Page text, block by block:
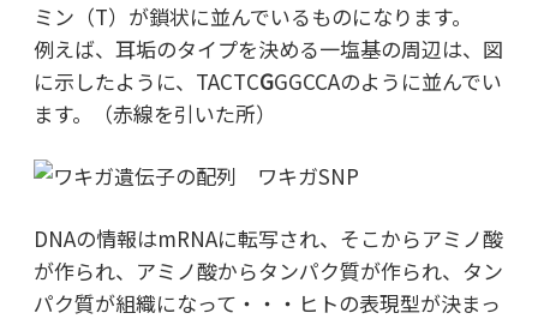
ミン（T）が鎖状に並んでいるものになります。
例えば、耳垢のタイプを決める一塩基の周辺は、図
に示したように、TACTCGGGCCAのように並んでい
ます。（赤線を引いた所）
DNAの情報はmRNAに転写され、そこからアミノ酸
が作られ、アミノ酸からタンパク質が作られ、タン
パク質が組織になって・・・ヒトの表現型が決まっ